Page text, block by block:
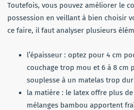
Toutefois, vous pouvez améliorer le
possession en veillant à bien choisir
ce faire, il faut analyser plusieurs
l’épaisseur : optez pour 4 cm
couchage trop mou et 6 à 8 cm
souplesse à un matelas trop
la matière : le latex offre plus
mélanges bambou apportent